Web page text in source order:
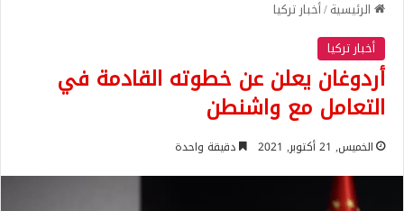
الرئيسية/أخبار تركيا
أخبار تركيا
أردوغان يعلن عن خطوته القادمة في
التعامل مع واشنطن
الخميس, 21 أكتوبر, 2021 دقيقة واحدة